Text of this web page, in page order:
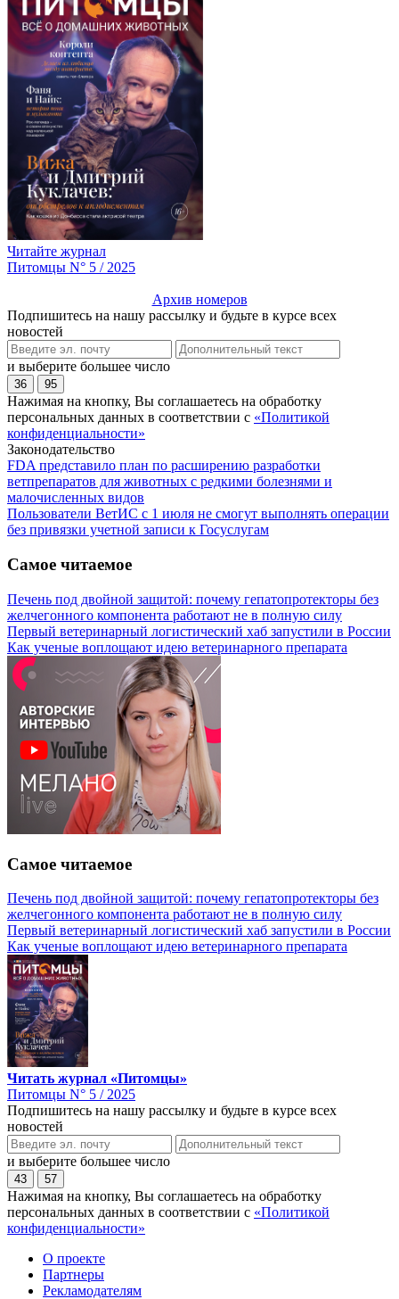
Читайте журнал
Питомцы N° 5 / 2025
Архив номеров
Подпишитесь на нашу рассылку и будьте в курсе всех
новостей
и выберите большее число
36 95
Нажимая на кнопку, Вы соглашаетесь на обработку
персональных данных в соответствии с «Политикой
конфиденциальности»
Законодательство
FDA представило план по расширению разработки
ветпрепаратов для животных с редкими болезнями и
малочисленных видов
Пользователи ВетИС с 1 июля не смогут выполнять операции
без привязки учетной записи к Госуслугам
Самое читаемое
Печень под двойной защитой: почему гепатопротекторы без
желчегонного компонента работают не в полную силу
Первый ветеринарный логистический хаб запустили в России
Как ученые воплощают идею ветеринарного препарата
Самое читаемое
Печень под двойной защитой: почему гепатопротекторы без
желчегонного компонента работают не в полную силу
Первый ветеринарный логистический хаб запустили в России
Как ученые воплощают идею ветеринарного препарата
Читать журнал «Питомцы»
Питомцы N° 5 / 2025
Подпишитесь на нашу рассылку и будьте в курсе всех
новостей
и выберите большее число
43 57
Нажимая на кнопку, Вы соглашаетесь на обработку
персональных данных в соответствии с «Политикой
конфиденциальности»
О проекте
Партнеры
Рекламодателям